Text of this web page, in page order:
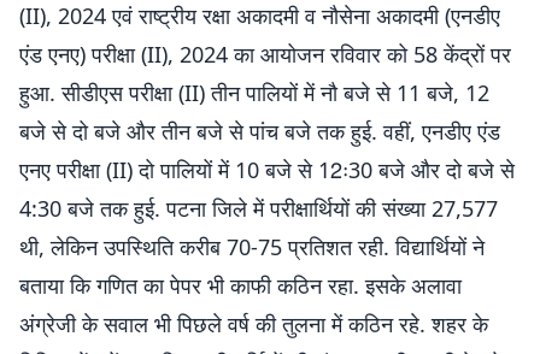
(II), 2024 एवं राष्ट्रीय रक्षा अकादमी व नौसेना अकादमी (एनडीए
एंड एनए) परीक्षा (II), 2024 का आयोजन रविवार को 58 केंद्रों पर
हुआ. सीडीएस परीक्षा (II) तीन पालियों में नौ बजे से 11 बजे, 12
बजे से दो बजे और तीन बजे से पांच बजे तक हुई. वहीं, एनडीए एंड
एनए परीक्षा (II) दो पालियों में 10 बजे से 12ः30 बजे और दो बजे से
4:30 बजे तक हुई. पटना जिले में परीक्षार्थियों की संख्या 27,577
थी, लेकिन उपस्थिति करीब 70-75 प्रतिशत रही. विद्यार्थियों ने
बताया कि गणित का पेपर भी काफी कठिन रहा. इसके अलावा
अंग्रेजी के सवाल भी पिछले वर्ष की तुलना में कठिन रहे. शहर के